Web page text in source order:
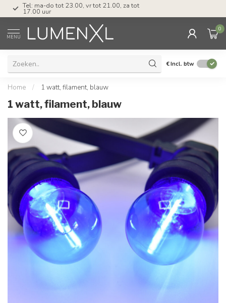
Tel: ma-do tot 23.00, vr tot 21.00, za tot
17.00 uur
MENU
0
€Incl. btw
Home / 1 watt, filament, blauw
1 watt, filament, blauw